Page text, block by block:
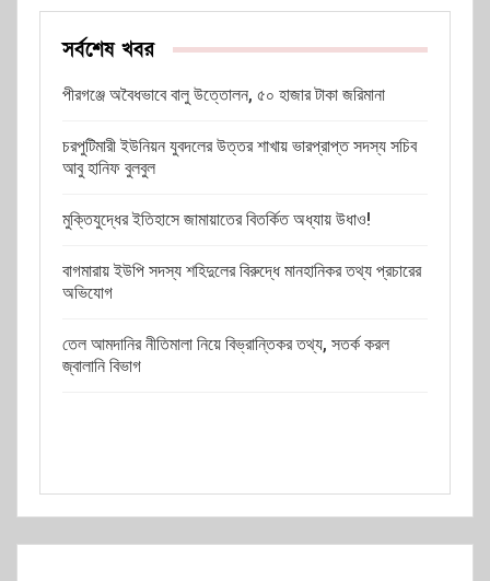
সর্বশেষ খবর
পীরগঞ্জে অবৈধভাবে বালু উত্তোলন, ৫০ হাজার টাকা জরিমানা
চরপুটিমারী ইউনিয়ন যুবদলের উত্তর শাখায় ভারপ্রাপ্ত সদস্য সচিব
আবু হানিফ বুলবুল
মুক্তিযুদ্ধের ইতিহাসে জামায়াতের বিতর্কিত অধ্যায় উধাও!
বাগমারায় ইউপি সদস্য শহিদুলের বিরুদ্ধে মানহানিকর তথ্য প্রচারের
অভিযোগ
তেল আমদানির নীতিমালা নিয়ে বিভ্রান্তিকর তথ্য, সতর্ক করল
জ্বালানি বিভাগ